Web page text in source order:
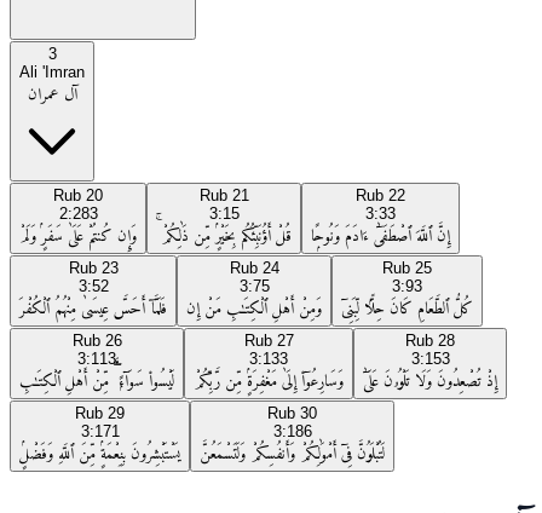
3
Ali 'Imran
آل عمران
Rub 20
2:283
وَإِن كُنتُمْ عَلَىٰ سَفَرٍۢ وَلَمْ
Rub 21
3:15
قُلْ أَؤُنَبِّئُكُم بِخَيْرٍۢ مِّن ذَٰلِكُمْ ۚ
Rub 22
3:33
إِنَّ ٱللَّهَ ٱصْطَفَىٰٓ ءَادَمَ وَنُوحًۭا
Rub 23
3:52
فَلَمَّآ أَحَسَّ عِيسَىٰ مِنْهُمُ ٱلْكُفْرَ
Rub 24
3:75
وَمِنْ أَهْلِ ٱلْكِتَـٰبِ مَنْ إِن
Rub 25
3:93
كُلُّ ٱلطَّعَامِ كَانَ حِلًّۭا لِّبَنِىٓ
Rub 26
3:113
لَيْسُوا۟ سَوَآءًۭ ۗ مِّنْ أَهْلِ ٱلْكِتَـٰبِ
Rub 27
3:133
وَسَارِعُوٓا۟ إِلَىٰ مَغْفِرَةٍۢ مِّن رَّبِّكُمْ
Rub 28
3:153
إِذْ تُصْعِدُونَ وَلَا تَلْوُۥنَ عَلَىٰٓ
Rub 29
3:171
يَسْتَبْشِرُونَ بِنِعْمَةٍۢ مِّنَ ٱللَّهِ وَفَضْلٍۢ
Rub 30
3:186
لَتُبْلَوُنَّ فِىٓ أَمْوَٰلِكُمْ وَأَنفُسِكُمْ وَلَتَسْمَعُنَّ